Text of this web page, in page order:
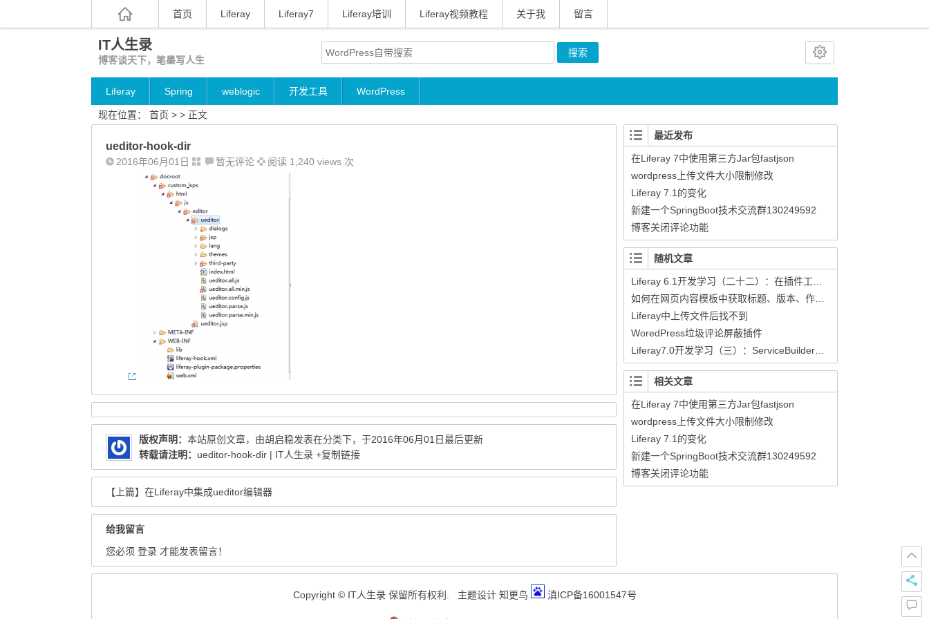
首页 Liferay Liferay7 Liferay培训 Liferay视频教程 关于我 留言
IT人生录
博客谈天下，笔墨写人生
Liferay Spring weblogic 开发工具 WordPress
现在位置： 首页 > > 正文
ueditor-hook-dir
2016年06月01日 暂无评论 阅读 1,240 views 次
版权声明： 本站原创文章，由胡启稳发表在分类下，于2016年06月01日最后更新
转载请注明： ueditor-hook-dir | IT人生录 +复制链接
【上篇】 在Liferay中集成ueditor编辑器
给我留言
您必须 登录 才能发表留言！
最近发布
在Liferay 7中使用第三方Jar包fastjson
wordpress上传文件大小限制修改
Liferay 7.1的变化
新建一个SpringBoot技术交流群130249592
博客关闭评论功能
随机文章
Liferay中上传文件后找不到
WoredPress垃圾评论屏蔽插件
相关文章
在Liferay 7中使用第三方Jar包fastjson
wordpress上传文件大小限制修改
Liferay 7.1的变化
新建一个SpringBoot技术交流群130249592
博客关闭评论功能
Copyright © IT人生录 保留所有权利. 主题设计知更鸟 滇ICP备16001547号